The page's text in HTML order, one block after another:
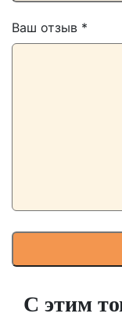
Ваш отзыв *
С этим